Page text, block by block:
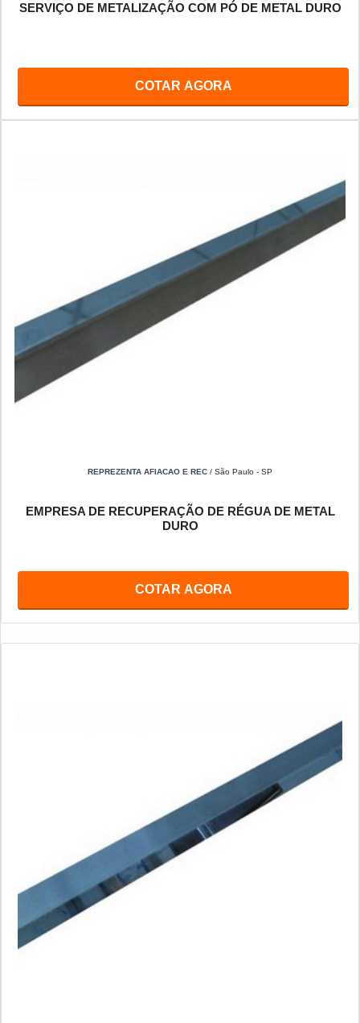
SERVIÇO DE METALIZAÇÃO COM PÓ DE METAL DURO
COTAR AGORA
REPREZENTA AFIACAO E REC / São Paulo - SP
EMPRESA DE RECUPERAÇÃO DE RÉGUA DE METAL
DURO
COTAR AGORA